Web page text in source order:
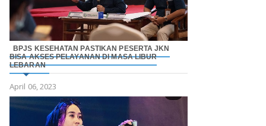
BPJS KESEHATAN PASTIKAN PESERTA JKN
BISA AKSES PELAYANAN DI MASA LIBUR
LEBARAN
April 06, 2023